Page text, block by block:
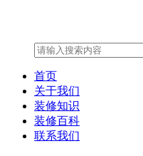
首页
关于我们
装修知识
装修百科
联系我们